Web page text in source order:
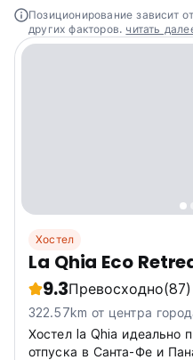
Позиционирование зависит
других факторов. читать
Хостел
La Qhia Eco
9.3Превосходно(87)
322.57km от центра
Хостел la Qhia идеально
отпуска в Санта-Фе и